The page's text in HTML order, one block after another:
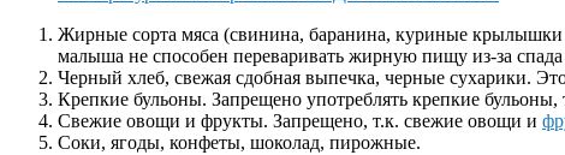
Жирные сорта мяса (свинина, баранина, куриные
малыша не способен переваривать жирную пищу из-за
Черный хлеб, свежая сдобная выпечка, черные сухарики.
Крепкие бульоны. Запрещено употреблять крепкие бульоны,
Свежие овощи и фрукты. Запрещено, т.к. свежие овощи и
Соки, ягоды, конфеты, шоколад, пирожные.